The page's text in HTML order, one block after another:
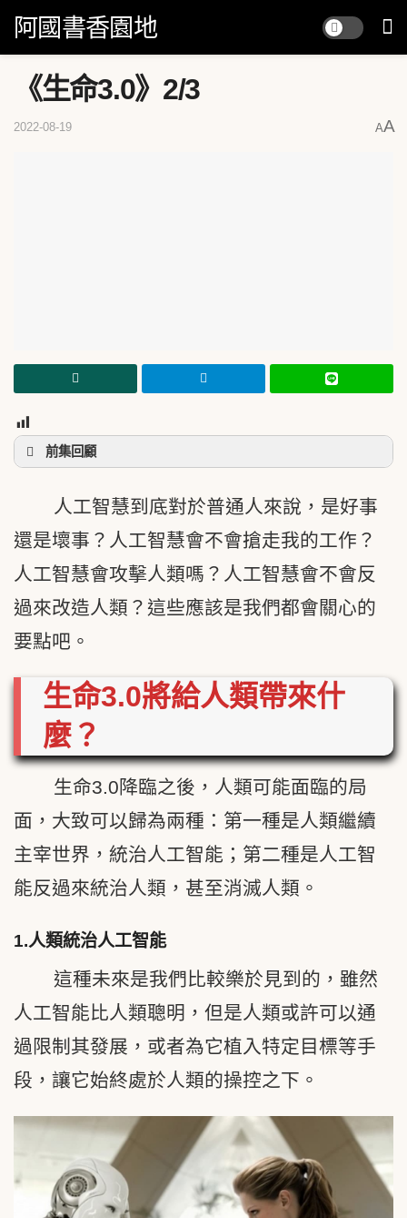
阿國書香園地
《生命3.0》2/3
2022-08-19 AA
前集回顧
人工智慧到底對於普通人來說，是好事
還是壞事？人工智慧會不會搶走我的工作？
人工智慧會攻擊人類嗎？人工智慧會不會反
過來改造人類？這些應該是我們都會關心的
要點吧。
生命3.0將給人類帶來什
麼？
生命3.0降臨之後，人類可能面臨的局
面，大致可以歸為兩種：第一種是人類繼續
主宰世界，統治人工智能；第二種是人工智
能反過來統治人類，甚至消滅人類。
1.人類統治人工智能
這種未來是我們比較樂於見到的，雖然
人工智能比人類聰明，但是人類或許可以通
過限制其發展，或者為它植入特定目標等手
段，讓它始終處於人類的操控之下。